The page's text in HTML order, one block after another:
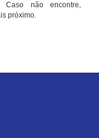
não encontre,
próximo.